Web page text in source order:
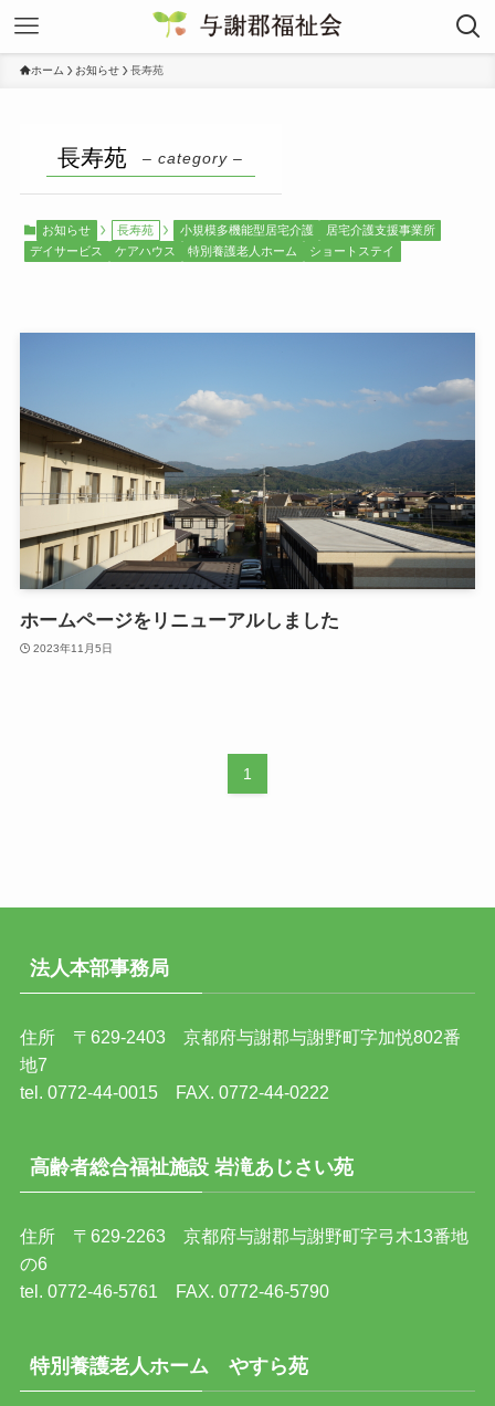
ホーム お知らせ 長寿苑
長寿苑 – category –
お知らせ 長寿苑 小規模多機能型居宅介護
居宅介護支援事業所
デイサービス
ケアハウス 特別養護老人ホーム ショートステイ
ホームページをリニューアルしました
2023年11月5日
1
法人本部事務局
住所 〒629-2403 京都府与謝郡与謝野町字加悦802番
地7
tel. 0772-44-0015 FAX. 0772-44-0222
高齢者総合福祉施設 岩滝あじさい苑
住所 〒629-2263 京都府与謝郡与謝野町字弓木13番地
の6
tel. 0772-46-5761 FAX. 0772-46-5790
特別養護老人ホーム やすら苑